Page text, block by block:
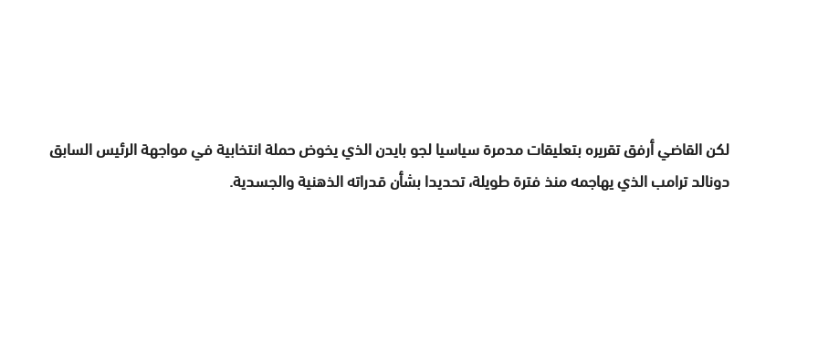
لكن القاضي أرفق تقريره بتعليقات مدمرة سياسيا لجو بايدن الذي يخوض حملة انتخابية في مواجهة الرئيس السابق
دونالد ترامب الذي يهاجمه منذ فترة طويلة، تحديدا بشأن قدراته الذهنية والجسدية.